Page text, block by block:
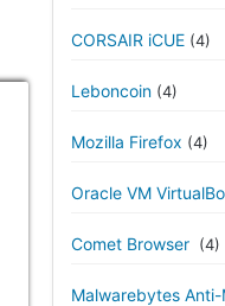
CORSAIR iCUE (4)
Leboncoin (4)
Mozilla Firefox (4)
Oracle VM
Comet Browser (4)
Malwarebytes